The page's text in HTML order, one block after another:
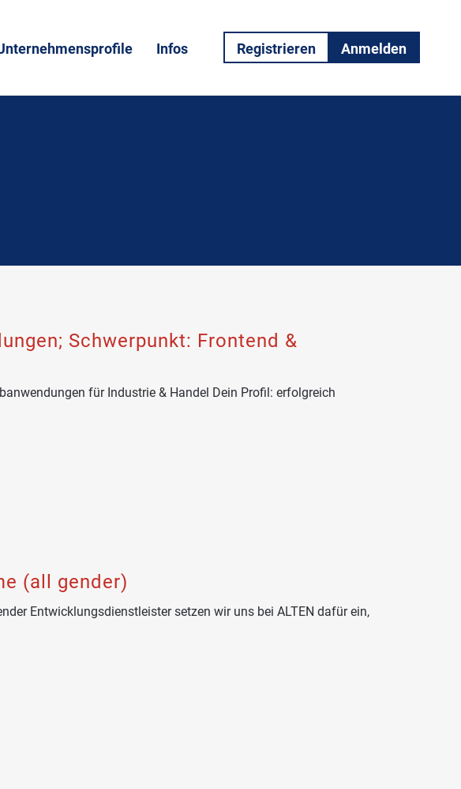
Infos Registrieren Anmelden
Schwerpunkt: Frontend &
für Industrie & Handel Dein Profil: erfolgreich
(all gender)
Entwicklungsdienstleister setzen wir uns bei ALTEN dafür ein,